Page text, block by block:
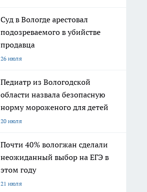
Суд в Вологде арестовал
подозреваемого в убийстве
продавца
26 июля
Педиатр из Вологодской
области назвала безопасную
норму мороженого для детей
20 июля
Почти 40% вологжан сделали
неожиданный выбор на ЕГЭ в
этом году
21 июля